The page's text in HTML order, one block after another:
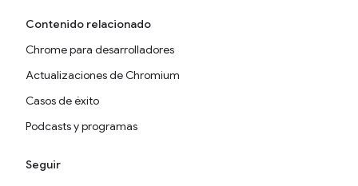
Contenido relacionado
Chrome para desarrolladores
Actualizaciones de Chromium
Casos de éxito
Podcasts y programas
Seguir